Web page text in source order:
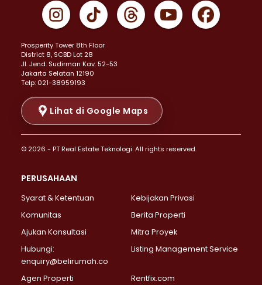
Properti Dijual di Gambir >
Properti Dijual di Johar Baru >
Properti Dijual di Menteng >
Properti Dijual di Senen >
Properti Dijual di Tanah Abang >
Properti Dijual di Cikini >
Properti Dijual di Kramat >
Properti Dijual di Pasar Baru >
Properti Dijual di Bendungan Hilir >
Properti Dijual di Jakarta Selatan >
Properti Dijual di Lebak Bulus >
Properti Dijual di Gandaria Selatan >
Properti Dijual di Pondok Labu >
Properti Dijual di Lenteng Agung >
Properti Dijual di Senayan >
Properti Dijual di Pondok Pinang >
Prosperity Tower 8th Floor
District 8, SCBD Lot 28
JI. Jend. Sudirman Kav. 52-53
Jakarta Selatan 12190
Telp: 021-38959193
Lihat di Google Maps
© 2026 - PT Real Estate Teknologi. All rights reserved.
PERUSAHAAN
Syarat & Ketentuan
Kebijakan Privasi
Komunitas
Berita Properti
Ajukan Konsultasi
Mitra Proyek
Hubungi:
enquiry@belirumah.co
Listing Management Service
Agen Properti Rentfix.com